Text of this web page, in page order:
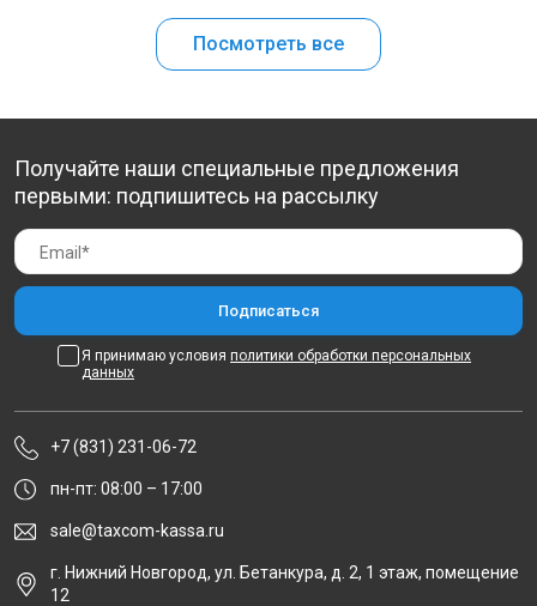
Посмотреть все
Получайте наши специальные предложения
первыми: подпишитесь на рассылку
Я принимаю условия политики обработки персональных
данных
+7 (831) 231-06-72
пн-пт: 08:00 – 17:00
sale@taxcom-kassa.ru
г. Нижний Новгород, ул. Бетанкура, д. 2, 1 этаж, помещение
12